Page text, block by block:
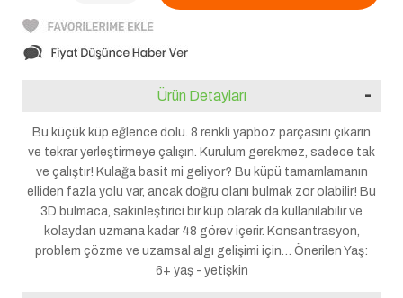
Ürün Detayları
Bu küçük küp eğlence dolu. 8 renkli yapboz parçasını çıkarın
ve tekrar yerleştirmeye çalışın. Kurulum gerekmez, sadece tak
ve çalıştır! Kulağa basit mi geliyor? Bu küpü tamamlamanın
elliden fazla yolu var, ancak doğru olanı bulmak zor olabilir! Bu
3D bulmaca, sakinleştirici bir küp olarak da kullanılabilir ve
kolaydan uzmana kadar 48 görev içerir. Konsantrasyon,
problem çözme ve uzamsal algı gelişimi için… Önerilen Yaş:
6+ yaş - yetişkin